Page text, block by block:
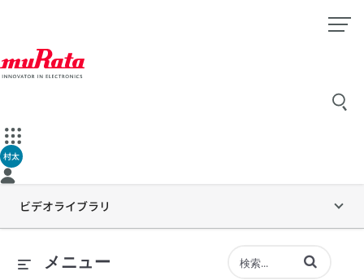
村太
ビデオライブラリ
メニュー 動画の検索語句